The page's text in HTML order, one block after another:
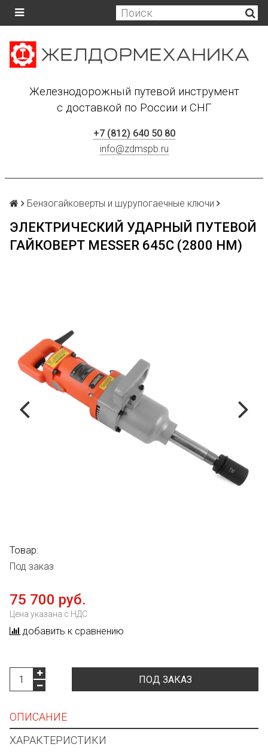
Железнодорожный путевой инструмент
с доставкой по России и СНГ
+7 (812) 640 50 80
info@zdmspb.ru
Бензогайковерты и шурупогаечные ключи
ЭЛЕКТРИЧЕСКИЙ УДАРНЫЙ ПУТЕВОЙ
ГАЙКОВЕРТ MESSER 645С (2800 НМ)
Товар:
Под заказ
75 700 руб.
Цена указана с НДС
добавить к сравнению
ПОД ЗАКАЗ
ОПИСАНИЕ
ХАРАКТЕРИСТИКИ